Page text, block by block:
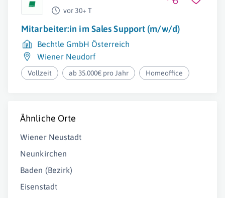
vor 30+ T
Mitarbeiter:in im Sales Support (m/w/d)
Bechtle GmbH Österreich
Wiener Neudorf
Vollzeit ab 35.000€ pro Jahr Homeoffice
Ähnliche Orte
Wiener Neustadt
Neunkirchen
Baden (Bezirk)
Eisenstadt